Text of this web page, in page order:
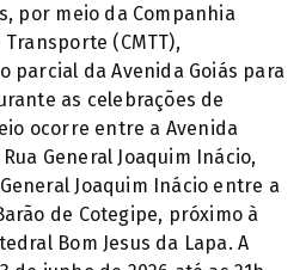
por meio da Companhia
(CMTT),
parcial da Avenida Goiás para
as celebrações de
ocorre entre a Avenida
General Joaquim Inácio,
Joaquim Inácio entre a
de Cotegipe, próximo à
Bom Jesus da Lapa. A